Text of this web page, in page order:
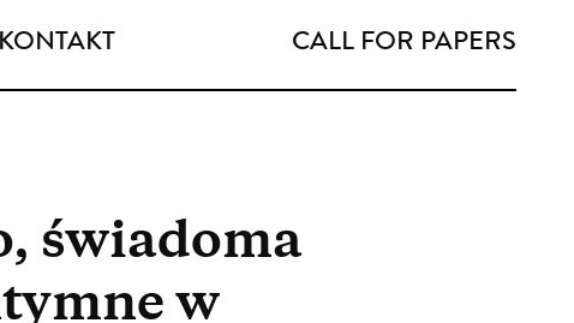
KONTAKT CALL FOR PAPERS
świadoma
w